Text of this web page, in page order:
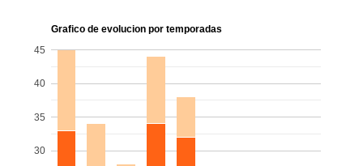
Grafico de evolucion por temporadas
30
35
40
45